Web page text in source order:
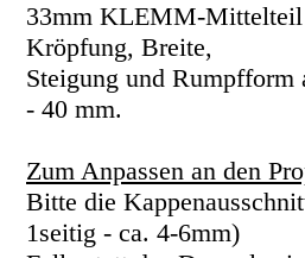
33mm KLEMM-Mittelteil
Kröpfung, Breite,
Steigung und Rumpfform
- 40 mm.
Zum Anpassen an den
Bitte die
1seitig - ca. 4-6mm)